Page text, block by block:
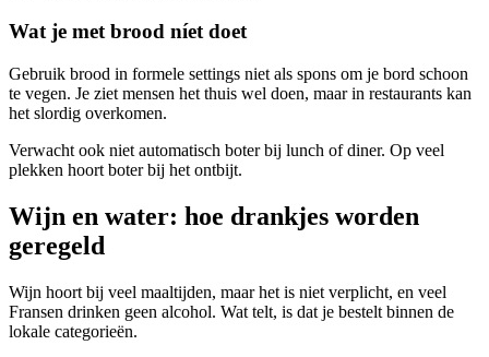
Wat je met brood níet doet
Gebruik brood in formele settings niet als spons om je bord schoon
te vegen. Je ziet mensen het thuis wel doen, maar in restaurants kan
het slordig overkomen.
Verwacht ook niet automatisch boter bij lunch of diner. Op veel
plekken hoort boter bij het ontbijt.
Wijn en water: hoe drankjes worden
geregeld
Wijn hoort bij veel maaltijden, maar het is niet verplicht, en veel
Fransen drinken geen alcohol. Wat telt, is dat je bestelt binnen de
lokale categorieën.